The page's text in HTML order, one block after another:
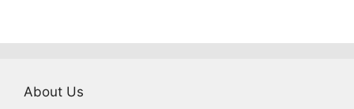
About Us